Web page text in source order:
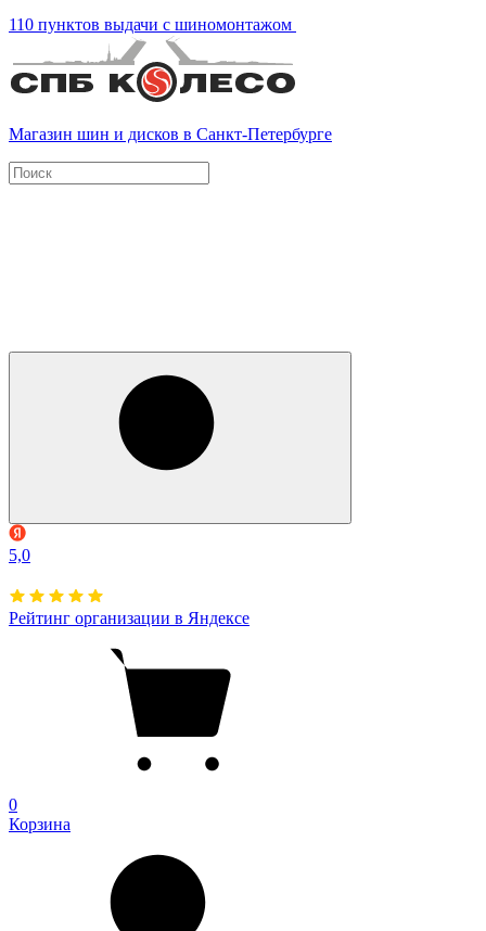
110 пунктов выдачи с шиномонтажом
Магазин шин и дисков в Санкт-Петербурге
5,0
Рейтинг организации в Яндексе
0
Корзина